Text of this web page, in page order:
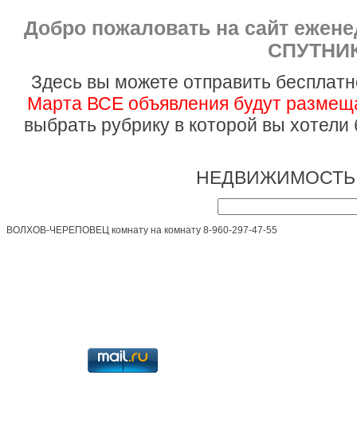
Добро пожаловать на сайт
Здесь вы можете отправить
Марта ВСЕ объявления будут
выбрать рубрику в которой вы
ВОЛХОВ-ЧЕРЕПОВЕЦ комнату на комнату 8-960-297-47-55